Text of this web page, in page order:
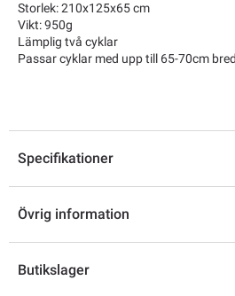
Storlek: 210x125x65 cm
Vikt: 950g
Lämplig två cyklar
Passar cyklar med upp till 65-70cm
Specifikationer
Övrig information
Butikslager